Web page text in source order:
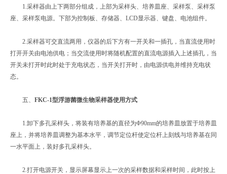
1.采样器由上下两部分组成，上部为采样头、培养皿座、采样泵、采样泵
座、采样泵电源。下部为控制板、存储器、LCD显示器、键盘、电池组件。
2.采样器可交直流两用，仪器的后下方有一开关和一插孔，当直流使用时
打开开关由电池供电；当交流使用时将随机配置的直流电源插入上述插孔，当
开关未打开时此时处于充电状态，当开关打开时，由电源供电并维持充电状
态。
五、 FKC-1型浮游菌微生物采样器使用方式
1.卸下多孔采样头，将装有培养基的直径为Φ90mm的培养皿放置于培养皿
座上，并将培养皿调整为基本水平，调节定位杆使定位杆上刻线与培养基在同
一水平面上，装好多孔采样头。
2.打开电源开关，显示屏幕显示上一次的采样数据和采样时间，此时按上